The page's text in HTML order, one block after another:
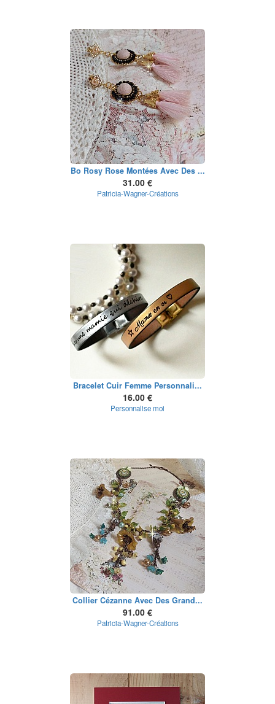
Bo Rosy Rose Montées Avec Des ...
31.00 €
Patricia-Wagner-Créations
Bracelet Cuir Femme Personnali...
16.00 €
Personnalise moi
Collier Cézanne Avec Des Grand...
91.00 €
Patricia-Wagner-Créations